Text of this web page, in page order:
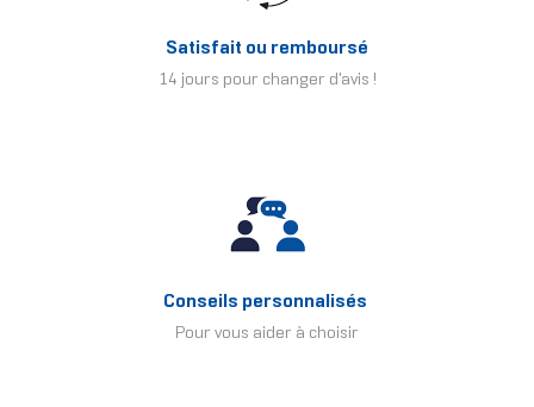
Satisfait ou remboursé
14 jours pour changer d'avis !
Conseils personnalisés
Pour vous aider à choisir